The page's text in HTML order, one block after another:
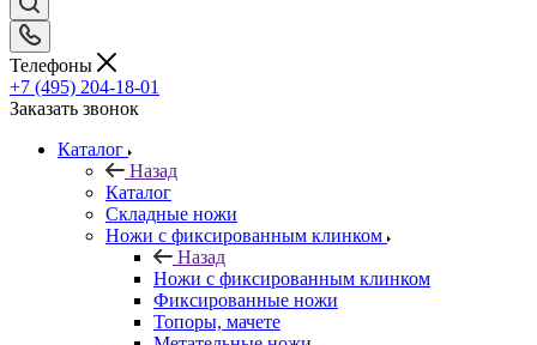
Телефоны
+7 (495) 204-18-01
Заказать звонок
Каталог
Назад
Каталог
Складные ножи
Ножи с фиксированным клинком
Назад
Ножи с фиксированным клинком
Фиксированные ножи
Топоры, мачете